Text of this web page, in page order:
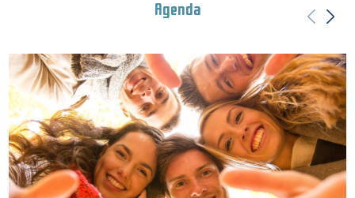
Agenda